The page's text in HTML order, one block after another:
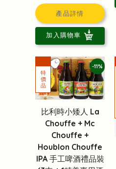
產品詳情
加入購物車
-11%
比利時小矮人 La
Chouffe + Mc
Chouffe +
Houblon Chouffe
IPA 手工啤酒禮品裝